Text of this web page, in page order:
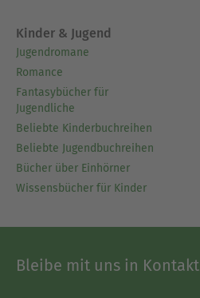
Kinder & Jugend
Jugendromane
Romance
Fantasybücher für
Jugendliche
Beliebte Kinderbuchreihen
Beliebte Jugendbuchreihen
Bücher über Einhörner
Wissensbücher für Kinder
Bleibe mit uns in Kontakt